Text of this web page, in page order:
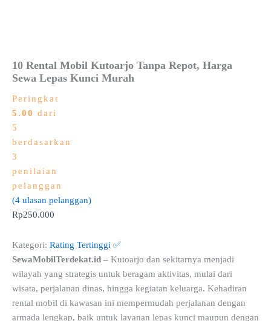
10 Rental Mobil Kutoarjo Tanpa Repot, Harga
Sewa Lepas Kunci Murah
Peringkat
5.00 dari
5
berdasarkan
3
penilaian
pelanggan
(4 ulasan pelanggan)
Rp250.000
Kategori: Rating Tertinggi ✅
SewaMobilTerdekat.id – Kutoarjo dan sekitarnya menjadi
wilayah yang strategis untuk beragam aktivitas, mulai dari
wisata, perjalanan dinas, hingga kegiatan keluarga. Kehadiran
rental mobil di kawasan ini mempermudah perjalanan dengan
armada lengkap, baik untuk layanan lepas kunci maupun dengan